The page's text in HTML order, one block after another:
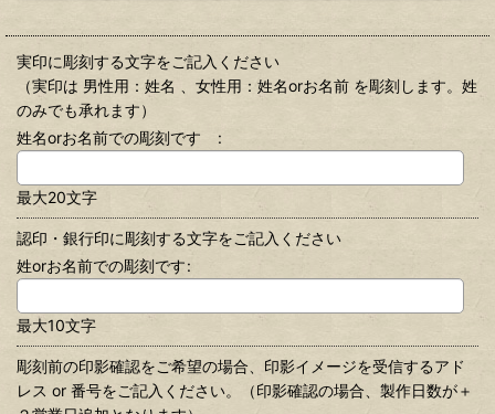
実印に彫刻する文字をご記入ください
（実印は 男性用：姓名 、女性用：姓名orお名前 を彫刻します。姓
のみでも承れます）
姓名orお名前での彫刻です
:
最大20文字
認印・銀行印に彫刻する文字をご記入ください
姓orお名前での彫刻です:
最大10文字
彫刻前の印影確認をご希望の場合、印影イメージを受信するアド
レス or 番号をご記入ください。（印影確認の場合、製作日数が＋